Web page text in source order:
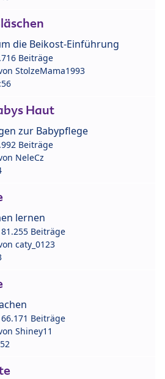
die Beikost-Einführung
Beiträge
StolzeMama1993
Haut
zur Babypflege
Beiträge
NeleCz
lernen
Beiträge
caty_0123
Beiträge
Shiney11